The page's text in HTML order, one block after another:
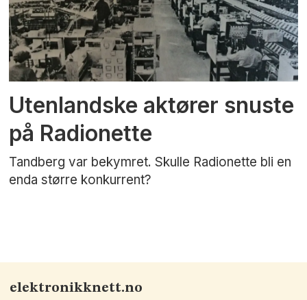
Utenlandske aktører snuste
på Radionette
Tandberg var bekymret. Skulle Radionette bli en
enda større konkurrent?
elektronikknett.no